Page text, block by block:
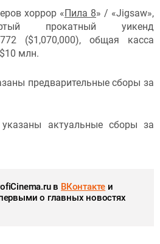
хоррор «Пила 8» / «Jigsaw»,
прокатный уикенд
($1,070,000), общая касса
млн.
предварительные сборы за
актуальные сборы за
в ВКонтакте и
о главных новостях